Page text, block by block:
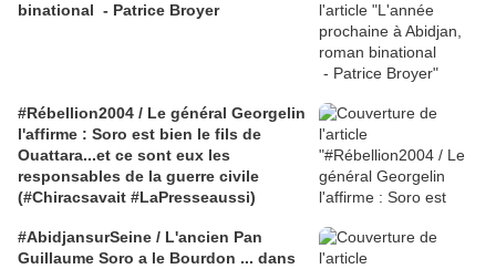
binational - Patrice Broyer
#Rébellion2004 / Le général Georgelin
l'affirme : Soro est bien le fils de
Ouattara...et ce sont eux les
responsables de la guerre civile
(#Chiracsavait #LaPresseaussi)
#AbidjansurSeine / L'ancien Pan
Guillaume Soro a le Bourdon ... dans